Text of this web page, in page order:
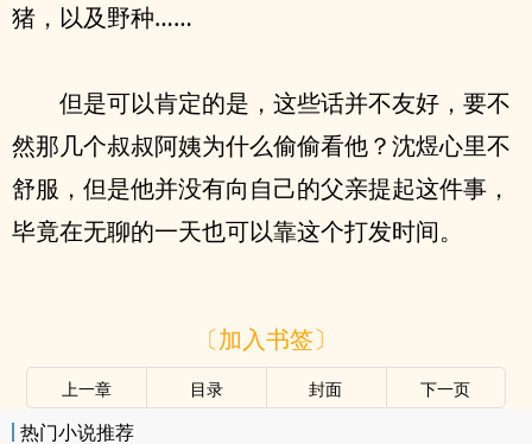
猪，以及野种……
但是可以肯定的是，这些话并不友好，要不
然那几个叔叔阿姨为什么偷偷看他？沈煜心里不
舒服，但是他并没有向自己的父亲提起这件事，
毕竟在无聊的一天也可以靠这个打发时间。
〔加入书签〕
上一章 目录 封面 下一页
热门小说推荐